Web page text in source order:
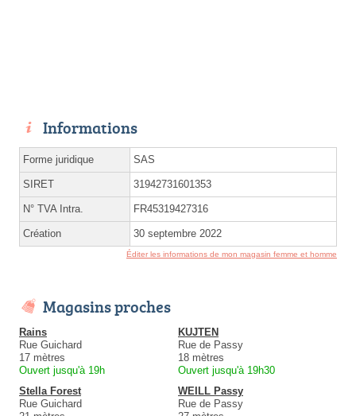
Informations
Forme juridique SAS
SIRET 31942731601353
N° TVA Intra. FR45319427316
Création 30 septembre 2022
Éditer les informations de mon magasin femme et homme
Magasins proches
Rains
Rue Guichard
17 mètres
Ouvert jusqu'à 19h
KUJTEN
Rue de Passy
18 mètres
Ouvert jusqu'à 19h30
Stella Forest
Rue Guichard
WEILL Passy
Rue de Passy